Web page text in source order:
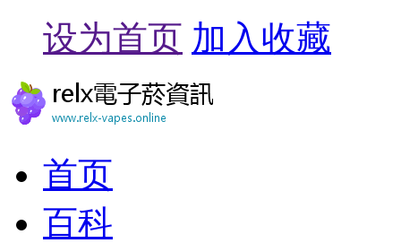
设为首页 加入收藏
首页
百科